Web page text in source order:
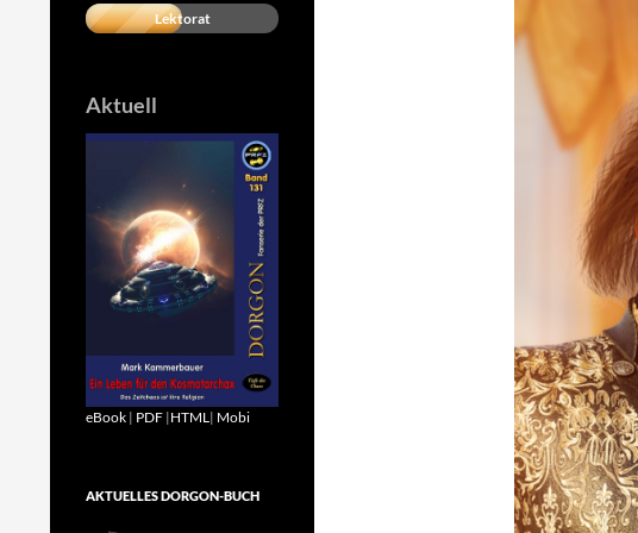
Lektorat
Aktuell
eBook | PDF |HTML | Mobi
AKTUELLES DORGON-BUCH